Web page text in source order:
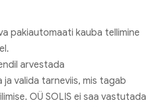
pakiautomaati kauba tellimine
arvestada
valida tarneviis, mis tagab
OÜ SOLIS ei saa vastutada